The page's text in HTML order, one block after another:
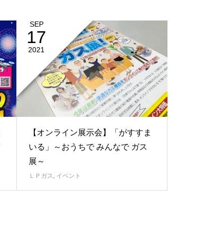
SEP
17
2021
【オンライン展示会】「がすすま
いる」～おうちで みんなで ガス
展～
ＬＰガス, イベント